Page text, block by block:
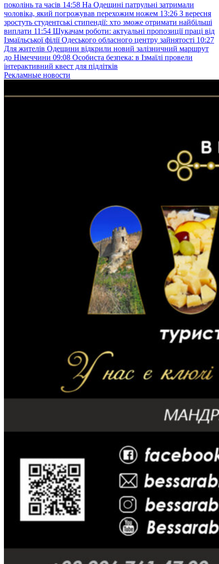
поколінь та часів 14:58 На Одещині патрульні затримали
чоловіка, який погрожував перехожим ножем 13:26 З вересня
зростуть студентські стипендії: хто зможе отримати найбільші
виплати 11:54 Шукачам роботи: актуальні пропозиції праці від
Ізмаїльської філії Одеського обласного центру зайнятості 10:27
Для жителів Одещини відкрили новий залізничний маршрут
до Німеччини 09:08 Особиста безпека: в Ізмаїлі провели
інтерактивний квест для підлітків
Рекламные новости